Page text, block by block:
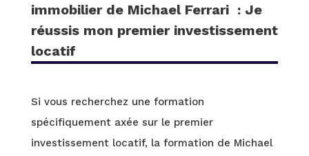
immobilier de Michael Ferrari : Je
réussis mon premier investissement
locatif
Si vous recherchez une formation
spécifiquement axée sur le premier
investissement locatif, la formation de Michael